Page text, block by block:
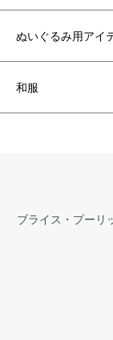
ぬいぐるみ用アイ
和服
ブライス・プーリ